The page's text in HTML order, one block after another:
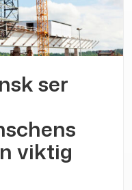
ser
viktig